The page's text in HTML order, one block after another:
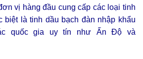
vị hàng đầu cung cấp các loại tinh
biệt là tinh dầu bạch đàn nhập khẩu
quốc gia uy tín như Ấn Độ và